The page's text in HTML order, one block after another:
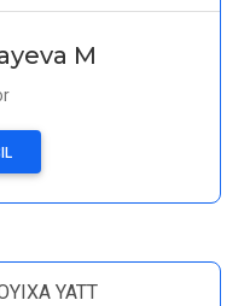
M
YATT